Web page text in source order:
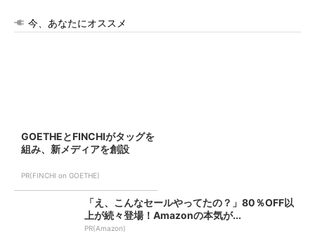
今、あなたにオススメ
GOETHEとFINCHIがタッグを
組み、新メディアを創設
PR(FINCHI on GOETHE)
「え、こんなセールやってたの？」80％OFF以
上が続々登場！Amazonの本気が...
PR(Amazon)